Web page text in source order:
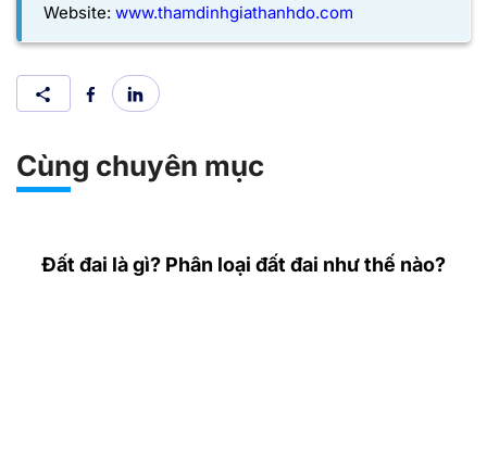
Website: www.thamdinhgiathanhdo.com
Cùng chuyên mục
Đất đai là gì? Phân loại đất đai như thế nào?